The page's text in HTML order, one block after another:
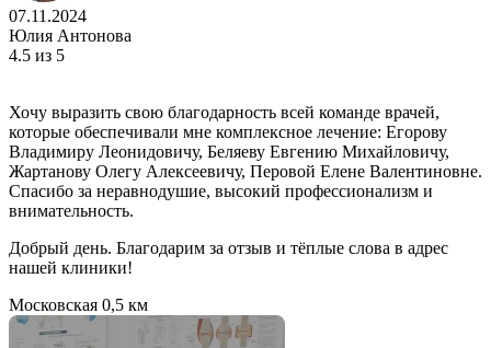
07.11.2024
Юлия Антонова
4.5 из 5
Хочу выразить свою благодарность всей команде врачей,
которые обеспечивали мне комплексное лечение: Егорову
Владимиру Леонидовичу, Беляеву Евгению Михайловичу,
Жартанову Олегу Алексеевичу, Перовой Елене Валентиновне.
Спасибо за неравнодушие, высокий профессионализм и
внимательность.
Добрый день. Благодарим за отзыв и тёплые слова в адрес
нашей клиники!
Московская 0,5 км